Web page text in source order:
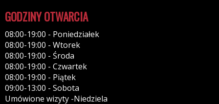
GODZINY OTWARCIA
08:00-19:00 - Poniedziałek
08:00-19:00 - Wtorek
08:00-19:00 - Środa
08:00-19:00 - Czwartek
08:00-19:00 - Piątek
09:00-13:00 - Sobota
Umówione wizyty -Niedziela